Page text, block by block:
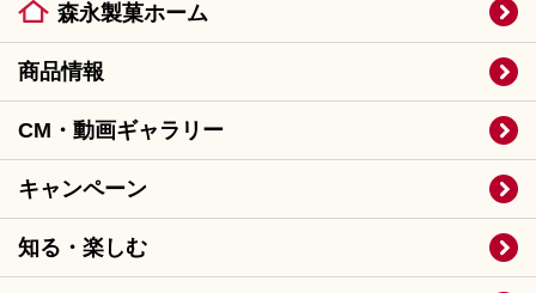
森永製菓ホーム
商品情報
CM・動画ギャラリー
キャンペーン
知る・楽しむ